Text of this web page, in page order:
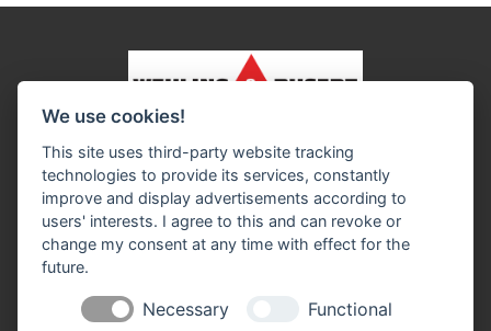
Cookie-Einstellungen ändern
Wehling & Busert GmbH
Lerchenweg 28
Telefax: 0 28 62 / 98 02 - 420
We use cookies!
This site uses third-party website tracking
technologies to provide its services, constantly
improve and display advertisements according to
users' interests. I agree to this and can revoke or
change my consent at any time with effect for the
future.
Necessary
Functional